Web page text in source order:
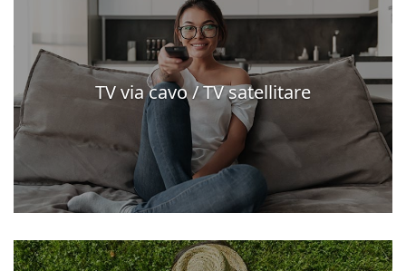
TV via cavo / TV satellitare